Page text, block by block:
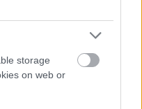
storage
on web orbeletesszük a
a mézes